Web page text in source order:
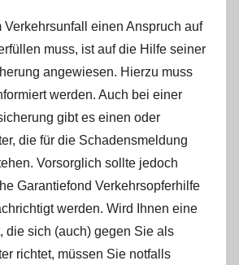
Verkehrsunfall einen Anspruch auf
muss, ist auf die Hilfe seiner
angewiesen. Hierzu muss
werden. Auch bei einer
gibt es einen oder
die für die Schadensmeldung
Vorsorglich sollte jedoch
Garantiefond Verkehrsopferhilfe
werden. Wird Ihnen eine
die sich (auch) gegen Sie als
richtet, müssen Sie notfalls